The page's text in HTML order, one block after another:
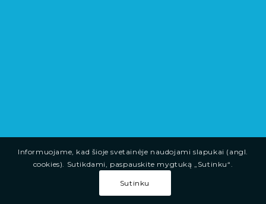
Informuojame, kad šioje svetainėje naudojami slapukai (angl.
cookies). Sutikdami, paspauskite mygtuką „Sutinku“.
Sutinku